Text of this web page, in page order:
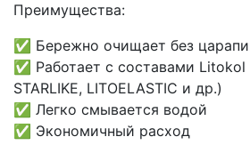
Преимущества:
✅ Бережно очищает без
✅ Работает с составами Litokol
STARLIKE, LITOELASTIC и др.)
✅ Легко смывается водой
✅ Экономичный расход